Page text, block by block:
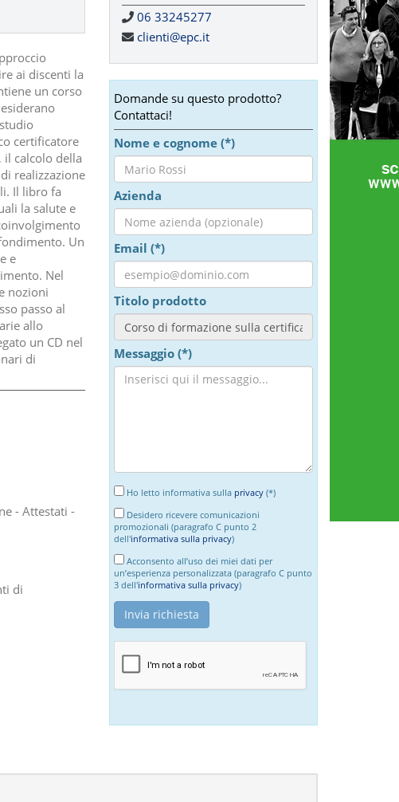
ai discenti la
un corso
certificatore
il calcolo della
realizzazione
Il libro fa
la salute e
Un
e
Nel
nozioni
passo al
allo
un CD nel
di
- Attestati -
di
06 33245277
clienti@epc.it
Domande su questo prodotto?
Contattaci!
Nome e cognome (*)
Azienda
Email (*)
Titolo prodotto
Messaggio (*)
Ho letto informativa sulla privacy(*)
Desidero ricevere comunicazioni
promozionali (paragrafo C punto 2
dell'informativa sulla privacy)
Acconsento all’uso dei miei dati per
un’esperienza personalizzata (paragrafo C punto
3 dell'informativa sulla privacy)